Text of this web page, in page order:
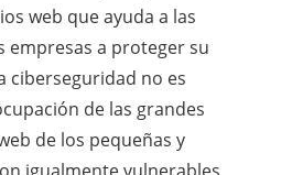
web que ayuda a las
empresas a proteger su
ciberseguridad no es
de las grandes
de los pequeñas y